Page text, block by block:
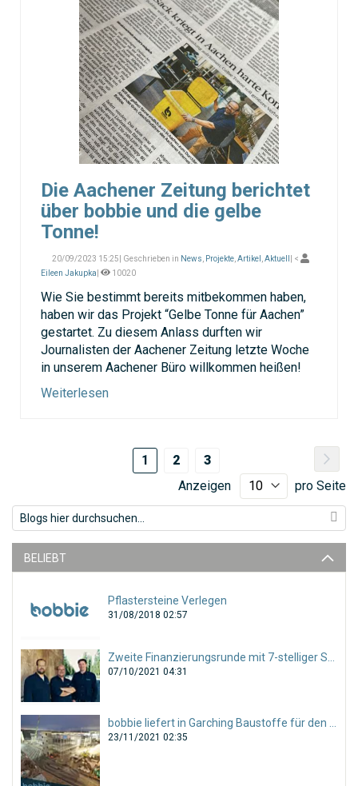
Die Aachener Zeitung berichtet
über bobbie und die gelbe
Tonne!
20/09/2023 15:25| Geschrieben in News Projekte Artikel Aktuell
| <
Eileen Jakupka
10020
Wie Sie bestimmt bereits mitbekommen haben,
haben wir das Projekt “Gelbe Tonne für Aachen”
gestartet. Zu diesem Anlass durften wir
Journalisten der Aachener Zeitung letzte Woche
in unserem Aachener Büro willkommen heißen!
Weiterlesen
Seite
Sie
gerade
Seite
1 Seite
2 Seite
3
Anzeigen
pro Seite
BELIEBT
Pflastersteine Verlegen
31/08/2018 02:57
07/10/2021 04:31
23/11/2021 02:35